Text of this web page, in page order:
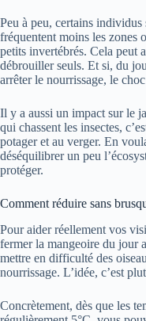
Peu à peu, certains
fréquentent moins les zones
petits invertébrés. Cela peut
débrouiller seuls. Et si, du
arrêter le nourrissage, le
Il y a aussi un impact sur le
qui chassent les insectes,
potager et au verger. En
déséquilibrer un peu
protéger.
Comment réduire sans
Pour aider réellement vos
fermer la mangeoire du jour
mettre en difficulté des
nourrissage. L’idée, c’est
Concrètement, dès que les